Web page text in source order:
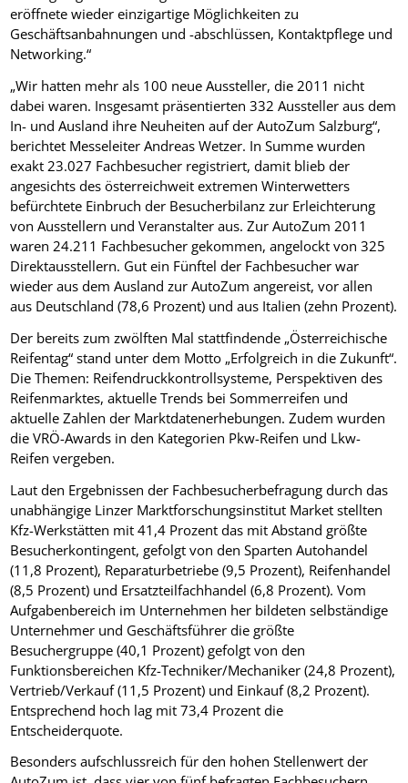
eröffnete wieder einzigartige Möglichkeiten zu
Geschäftsanbahnungen und -abschlüssen, Kontaktpflege und
Networking.“
„Wir hatten mehr als 100 neue Aussteller, die 2011 nicht
dabei waren. Insgesamt präsentierten 332 Aussteller aus dem
In- und Ausland ihre Neuheiten auf der AutoZum Salzburg“,
berichtet Messeleiter Andreas Wetzer. In Summe wurden
exakt 23.027 Fachbesucher registriert, damit blieb der
angesichts des österreichweit extremen Winterwetters
befürchtete Einbruch der Besucherbilanz zur Erleichterung
von Ausstellern und Veranstalter aus. Zur AutoZum 2011
waren 24.211 Fachbesucher gekommen, angelockt von 325
Direktausstellern. Gut ein Fünftel der Fachbesucher war
wieder aus dem Ausland zur AutoZum angereist, vor allen
aus Deutschland (78,6 Prozent) und aus Italien (zehn Prozent).
Der bereits zum zwölften Mal stattfindende „Österreichische
Reifentag“ stand unter dem Motto „Erfolgreich in die Zukunft“.
Die Themen: Reifendruckkontrollsysteme, Perspektiven des
Reifenmarktes, aktuelle Trends bei Sommerreifen und
aktuelle Zahlen der Marktdatenerhebungen. Zudem wurden
die VRÖ-Awards in den Kategorien Pkw-Reifen und Lkw-
Reifen vergeben.
Laut den Ergebnissen der Fachbesucherbefragung durch das
unabhängige Linzer Marktforschungsinstitut Market stellten
Kfz-Werkstätten mit 41,4 Prozent das mit Abstand größte
Besucherkontingent, gefolgt von den Sparten Autohandel
(11,8 Prozent), Reparaturbetriebe (9,5 Prozent), Reifenhandel
(8,5 Prozent) und Ersatzteilfachhandel (6,8 Prozent). Vom
Aufgabenbereich im Unternehmen her bildeten selbständige
Unternehmer und Geschäftsführer die größte
Besuchergruppe (40,1 Prozent) gefolgt von den
Funktionsbereichen Kfz-Techniker/Mechaniker (24,8 Prozent),
Vertrieb/Verkauf (11,5 Prozent) und Einkauf (8,2 Prozent).
Entsprechend hoch lag mit 73,4 Prozent die
Entscheiderquote.
Besonders aufschlussreich für den hohen Stellenwert der